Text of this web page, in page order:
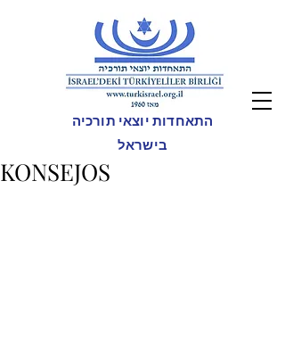
התאחדות יוצאי תורכיה
בישראל
KONSEJOS